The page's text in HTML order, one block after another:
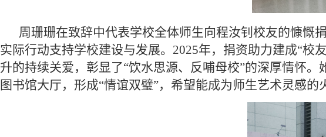
周珊珊在致辞中代表学校全体师生向程汝钊校友的慷慨
实际行动支持学校建设与发展。2025年，捐资助力建成“
升的持续关爱，彰显了“饮水思源、反哺母校”的深厚情怀
图书馆大厅，形成“情谊双璧”，希望能成为师生艺术灵感